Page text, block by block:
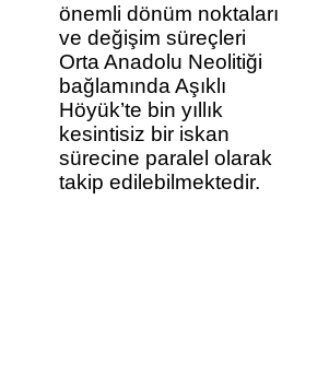
önemli dönüm noktaları
ve değişim süreçleri
Orta Anadolu Neolitiği
bağlamında Aşıklı
Höyük’te bin yıllık
kesintisiz bir iskan
sürecine paralel olarak
takip edilebilmektedir.